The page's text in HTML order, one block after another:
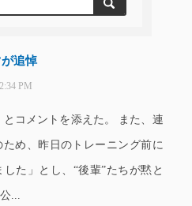
追悼
PM
とコメントを添えた。 また、連
め、昨日のトレーニング前に
た」とし、“後輩”たちが黙と
...